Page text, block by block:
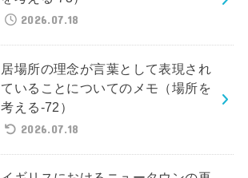
2026.07.18
居場所の理念が言葉として表現され
ていることについてのメモ（場所を
考える-72）
2026.07.18